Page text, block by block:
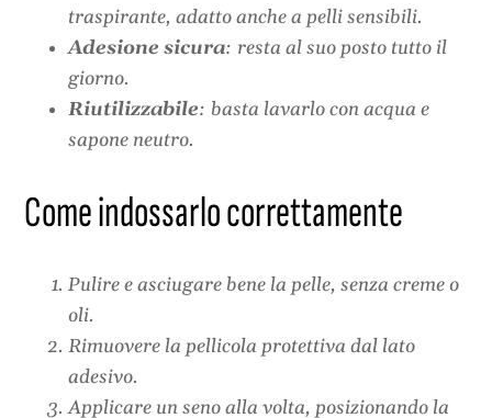
traspirante, adatto anche a pelli sensibili.
Adesione sicura: resta al suo posto tutto il
giorno.
Riutilizzabile: basta lavarlo con acqua e
sapone neutro.
Come indossarlo correttamente
Pulire e asciugare bene la pelle, senza creme o
oli.
Rimuovere la pellicola protettiva dal lato
adesivo.
Applicare un seno alla volta, posizionando la